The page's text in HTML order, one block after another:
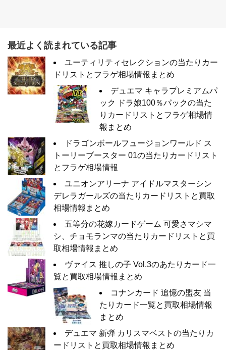
最近よく読まれている記事
ユーティリティセレクションの当たりカー
ドリストとフラゲ相場情報まとめ
デュエマ キャラプレミアムパ
ック ドラ娘100％パックの当た
りカードリストとフラゲ相場情
報まとめ
ドラゴンボールフュージョンワールド ス
トーリーブースター 01の当たりカードリスト
とフラゲ相場情報
ユニオンアリーナ アイドルマスターシン
デレラガールズの当たりカードリストと買取
相場情報まとめ
五等分の花嫁カードゲーム 可愛さマシマ
シ、チョモランマの当たりカードリストと買
取相場情報まとめ
ヴァイス 推しの子 Vol.3のあたりカード一
覧と買取相場情報まとめ
コナンカード 追憶の盟友 当
たりカード一覧と買取相場情報
まとめ
デュエマ 新弾 カリスマベストの当たりカ
ードリストと買取相場情報まとめ